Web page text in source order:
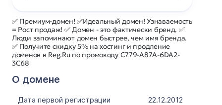
✅ Премиум-домен! ✅Идеальный домен! Узнаваемость
= Рост продаж! ✅ Домен - это фактически бренд. ✅
Люди запоминают домен быстрее, чем имя бренда.
✅ Получите скидку 5% на хостинг и продление
доменов в Reg.Ru по промокоду C779-A87A-6DA2-
3C68
О домене
Дата первой регистрации
22.12.2012